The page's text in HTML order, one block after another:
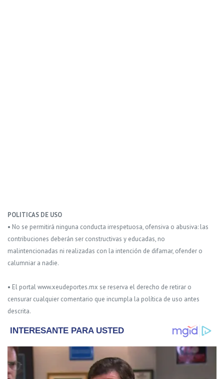
POLITICAS DE USO
• No se permitirá ninguna conducta irrespetuosa, ofensiva o abusiva: las
contribuciones deberán ser constructivas y educadas, no
malintencionadas ni realizadas con la intención de difamar, ofender o
calumniar a nadie.
• El portal www.xeudeportes.mx se reserva el derecho de retirar o
censurar cualquier comentario que incumpla la política de uso antes
descrita.